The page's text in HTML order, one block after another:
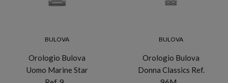
BULOVA
Orologio Bulova
Uomo Marine Star
BULOVA
Orologio Bulova
Donna Classics Ref.